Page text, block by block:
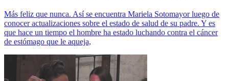
Más feliz que nunca. Así se encuentra Mariela Sotomayor luego de
conocer actualizaciones sobre el estado de salud de su padre. Y es
que hace un tiempo el hombre ha estado luchando contra el cáncer
de estómago que le aqueja,